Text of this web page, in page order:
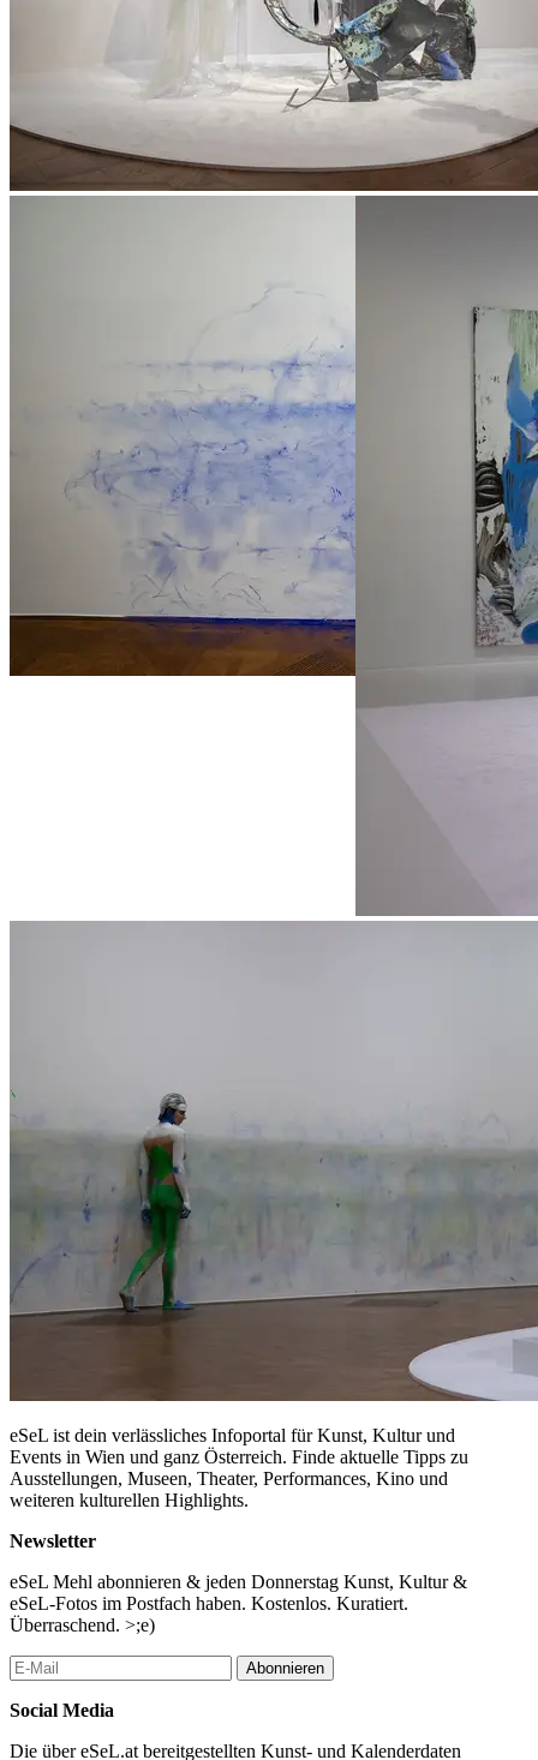
eSeL ist dein verlässliches Infoportal für Kunst, Kultur und
Events in Wien und ganz Österreich. Finde aktuelle Tipps zu
Ausstellungen, Museen, Theater, Performances, Kino und
weiteren kulturellen Highlights.
Newsletter
eSeL Mehl abonnieren & jeden Donnerstag Kunst, Kultur &
eSeL-Fotos im Postfach haben. Kostenlos. Kuratiert.
Überraschend. >;e)
Abonnieren
Social Media
Die über eSeL.at bereitgestellten Kunst- und Kalenderdaten